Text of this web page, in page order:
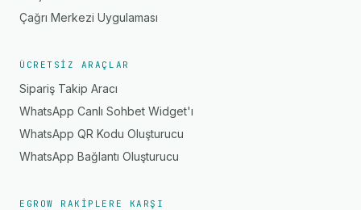
Çağrı Merkezi Uygulaması
ÜCRETSIZ ARAÇLAR
Sipariş Takip Aracı
WhatsApp Canlı Sohbet Widget'ı
WhatsApp QR Kodu Oluşturucu
WhatsApp Bağlantı Oluşturucu
EGROW RAKIPLERE KARŞI